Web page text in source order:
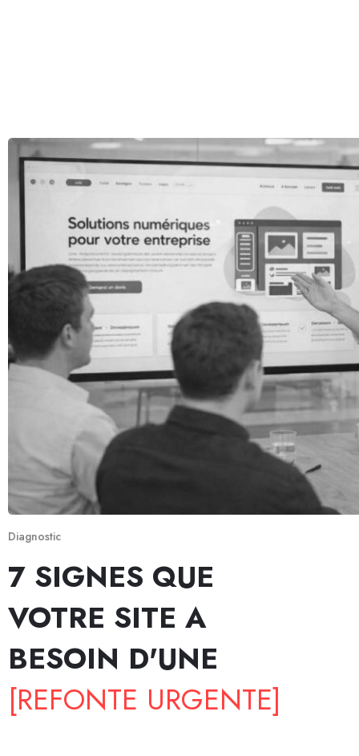
Diagnostic
7 SIGNES QUE
VOTRE SITE A
BESOIN D'UNE
[REFONTE URGENTE]